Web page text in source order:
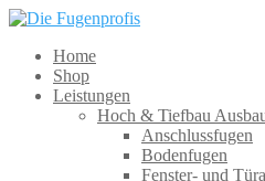
Home
Shop
Leistungen
Hoch & Tiefbau
Anschlussfugen
Bodenfugen
Fenster- und